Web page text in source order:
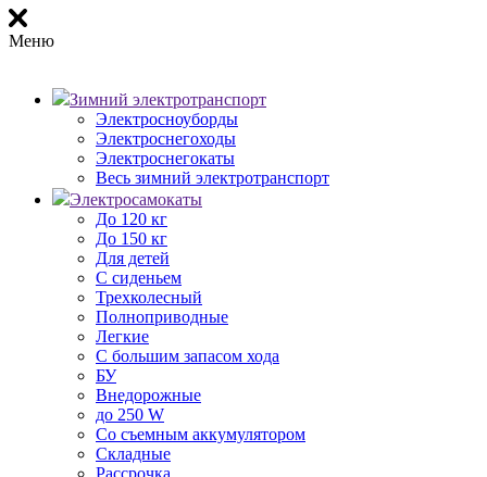
Меню
Зимний электротранспорт
Электросноуборды
Электроснегоходы
Электроснегокаты
Весь зимний электротранспорт
Электросамокаты
До 120 кг
До 150 кг
Для детей
С сиденьем
Трехколесный
Полноприводные
Легкие
С большим запасом хода
БУ
Внедорожные
до 250 W
Со съемным аккумулятором
Складные
Рассрочка